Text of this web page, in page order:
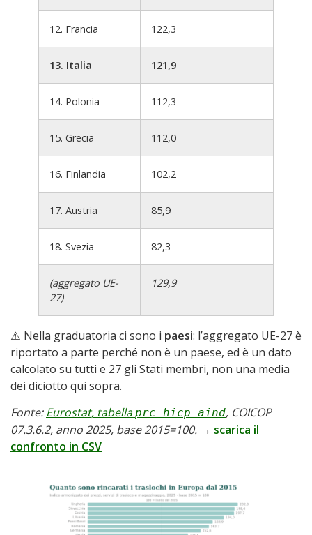
12. Francia 122,3
13. Italia 121,9
14. Polonia 112,3
15. Grecia 112,0
16. Finlandia 102,2
17. Austria 85,9
18. Svezia 82,3
(aggregato UE-
27)
129,9
⚠️ Nella graduatoria ci sono i paesi: l’aggregato UE-27 è
riportato a parte perché non è un paese, ed è un dato
calcolato su tutti e 27 gli Stati membri, non una media
dei diciotto qui sopra.
Fonte:Eurostat, tabellaprc_hicp_aind, COICOP
07.3.6.2, anno 2025, base 2015=100. → scarica il
confronto in CSV